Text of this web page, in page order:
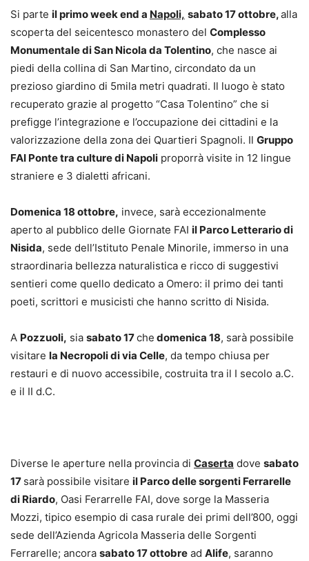
Si parte il primo week end a Napoli, sabato 17 ottobre,alla
scoperta del seicentesco monastero del Complesso
Monumentale di San Nicola da Tolentino, che nasce ai
piedi della collina di San Martino, circondato da un
prezioso giardino di 5mila metri quadrati. Il luogo è stato
recuperato grazie al progetto “Casa Tolentino” che si
prefigge l’integrazione e l’occupazione dei cittadini e la
valorizzazione della zona dei Quartieri Spagnoli. Il Gruppo
FAI Ponte tra culture di Napoli proporrà visite in 12 lingue
straniere e 3 dialetti africani.
Domenica 18 ottobre, invece, sarà eccezionalmente
aperto al pubblico delle Giornate FAI il Parco Letterario di
Nisida, sede dell’Istituto Penale Minorile, immerso in una
straordinaria bellezza naturalistica e ricco di suggestivi
sentieri come quello dedicato a Omero: il primo dei tanti
poeti, scrittori e musicisti che hanno scritto di Nisida.
A Pozzuoli, sia sabato 17che domenica 18, sarà possibile
visitare la Necropoli di via Celle, da tempo chiusa per
restauri e di nuovo accessibile, costruita tra il I secolo a.C.
e il II d.C.
Diverse le aperture nella provincia di Caserta dove sabato
17 sarà possibile visitare il Parco delle sorgenti Ferrarelle
di Riardo, Oasi Ferarrelle FAI, dove sorge la Masseria
Mozzi, tipico esempio di casa rurale dei primi dell’800, oggi
sede dell’Azienda Agricola Masseria delle Sorgenti
Ferrarelle; ancora sabato 17 ottobre ad Alife, saranno